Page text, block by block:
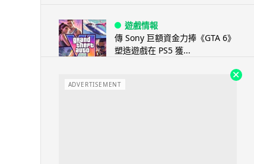
遊戲情報
傳 Sony 巨額資金力捧《GTA 6》
塑造遊戲在 PS5 獲...
ADVERTISEMENT